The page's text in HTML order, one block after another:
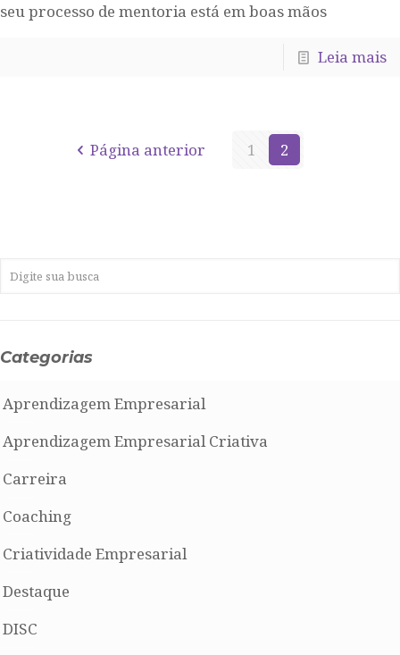
seu processo de mentoria está em boas mãos
Leia mais
Página anterior 1 2
Categorias
Aprendizagem Empresarial
Aprendizagem Empresarial Criativa
Carreira
Coaching
Criatividade Empresarial
Destaque
DISC